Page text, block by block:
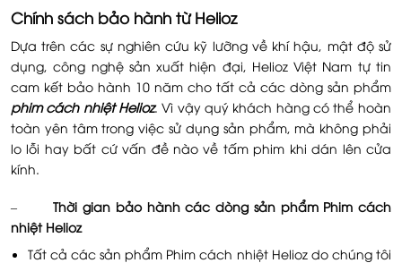
Chính sách bảo hành từ Helioz
Dựa trên các sự nghiên cứu kỹ lưỡng về khí hậu, mật độ sử
dụng, công nghệ sản xuất hiện đại, Helioz Việt Nam tự tin
cam kết bảo hành 10 năm cho tất cả các dòng sản phẩm
phim cách nhiệt Helioz. Vì vậy quý khách hàng có thể hoàn
toàn yên tâm trong việc sử dụng sản phẩm, mà không phải
lo lỗi hay bất cứ vấn đề nào về tấm phim khi dán lên cửa
kính.
–Thời gian bảo hành các dòng sản phẩm Phim cách
nhiệt Helioz
Tất cả các sản phẩm Phim cách nhiệt Helioz do chúng tôi